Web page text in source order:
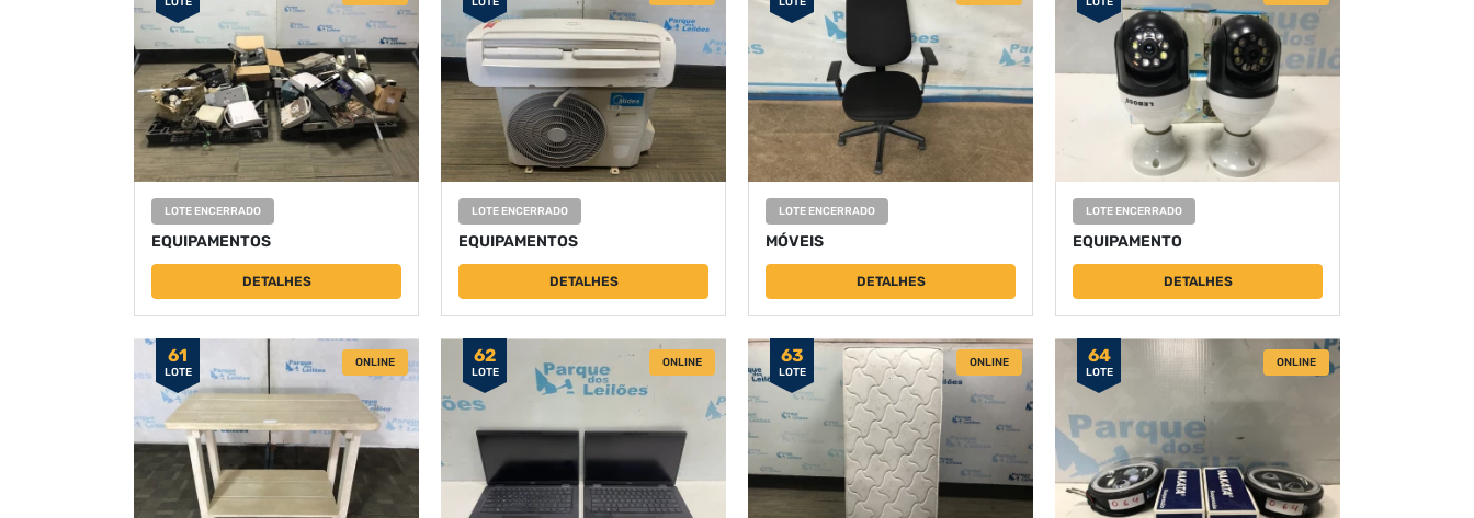
LOTE ENCERRADO
EQUIPAMENTOS
DETALHES
LOTE ENCERRADO
EQUIPAMENTOS
DETALHES
LOTE ENCERRADO
MÓVEIS
DETALHES
LOTE ENCERRADO
EQUIPAMENTO
DETALHES
61
LOTE
ONLINE 62
LOTE
ONLINE 63
LOTE
ONLINE 64
LOTE
ONLINE